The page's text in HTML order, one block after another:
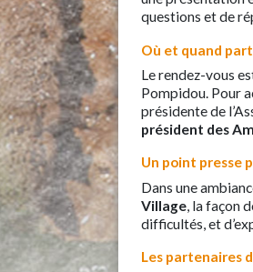
questions et de
Où et quand
Le rendez-vous
Pompidou. Pour
présidente de
président des
Un point presse
Dans une
Village, la façon
difficultés, et
Les partenaires